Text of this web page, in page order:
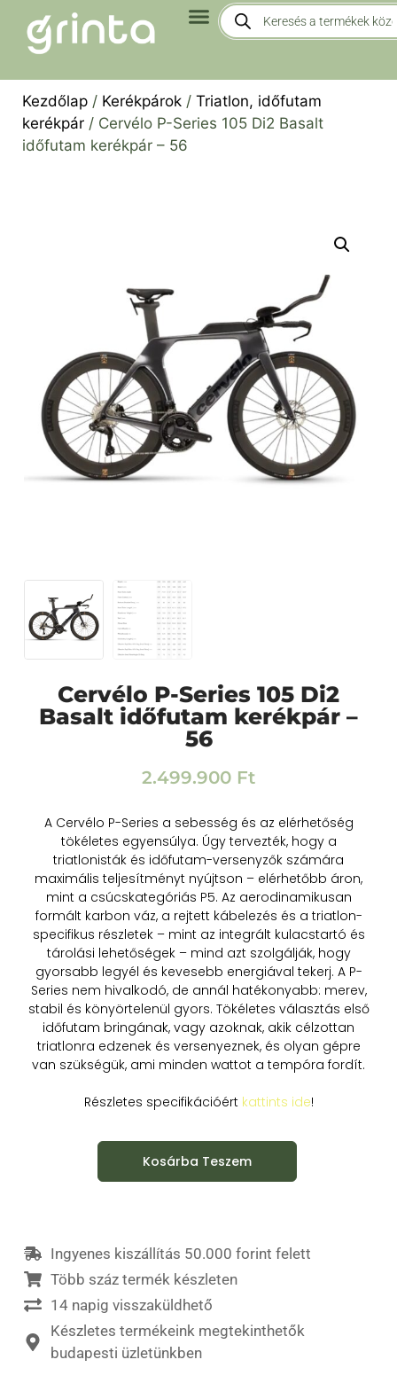
Kezdőlap / Kerékpárok / Triatlon, időfutam
kerékpár / Cervélo P-Series 105 Di2 Basalt
időfutam kerékpár – 56
Cervélo P-Series 105 Di2
Basalt időfutam kerékpár –
56
2.499.900 Ft
A Cervélo P-Series a sebesség és az elérhetőség
tökéletes egyensúlya. Úgy tervezték, hogy a
triatlonisták és időfutam-versenyzők számára
maximális teljesítményt nyújtson – elérhetőbb áron,
mint a csúcskategóriás P5. Az aerodinamikusan
formált karbon váz, a rejtett kábelezés és a triatlon-
specifikus részletek – mint az integrált kulacstartó és
tárolási lehetőségek – mind azt szolgálják, hogy
gyorsabb legyél és kevesebb energiával tekerj. A P-
Series nem hivalkodó, de annál hatékonyabb: merev,
stabil és könyörtelenül gyors. Tökéletes választás első
időfutam bringának, vagy azoknak, akik célzottan
triatlonra edzenek és versenyeznek, és olyan gépre
van szükségük, ami minden wattot a tempóra fordít.
Részletes specifikációért kattints ide!
Kosárba Teszem
Ingyenes kiszállítás 50.000 forint felett
Több száz termék készleten
14 napig visszaküldhető
Készletes termékeink megtekinthetők
budapesti üzletünkben